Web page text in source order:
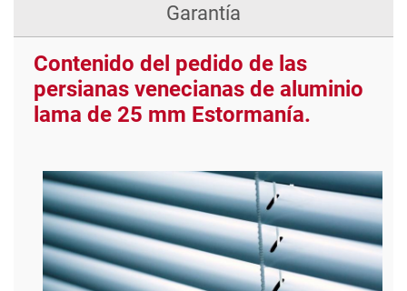
Garantía
Contenido del pedido de las
persianas venecianas de aluminio
lama de 25 mm Estormanía.